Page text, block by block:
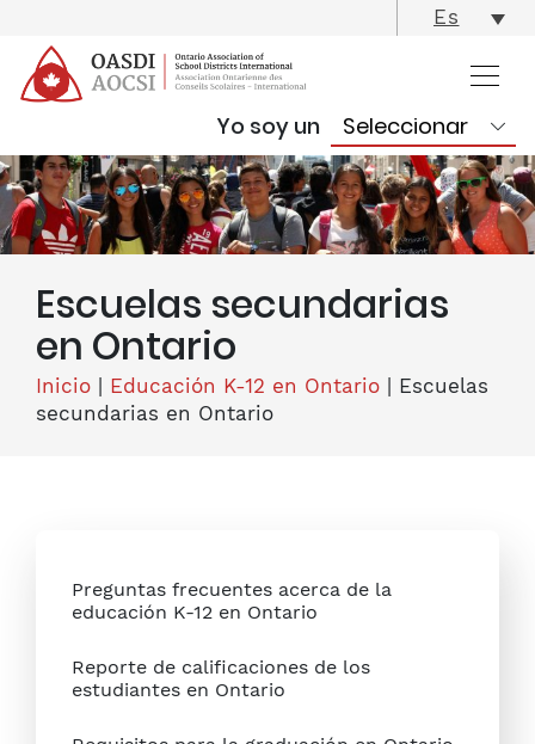
Es
Yo soy un
Escuelas secundarias
en Ontario
Inicio Educación K-12 en Ontario
Escuelas
secundarias en Ontario
Preguntas frecuentes acerca de la
educación K-12 en Ontario
Reporte de calificaciones de los
estudiantes en Ontario